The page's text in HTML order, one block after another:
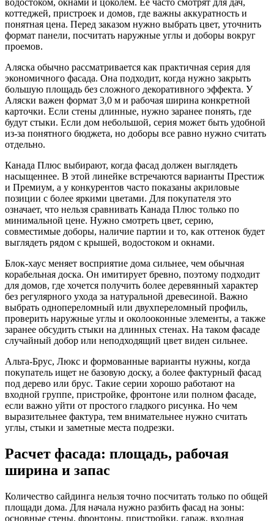
водостоком, окнами и цоколем. Ее часто смотрят для дач,
коттеджей, пристроек и домов, где важны аккуратность и
понятная цена. Перед заказом нужно выбрать цвет, уточнить
формат панели, посчитать наружные углы и доборы вокруг
проемов.
Аляска обычно рассматривается как практичная серия для
экономичного фасада. Она подходит, когда нужно закрыть
большую площадь без сложного декоративного эффекта. У
Аляски важен формат 3,0 м и рабочая ширина конкретной
карточки. Если стены длинные, нужно заранее понять, где
будут стыки. Если дом небольшой, серия может быть удобной
из-за понятного бюджета, но доборы все равно нужно считать
отдельно.
Канада Плюс выбирают, когда фасад должен выглядеть
насыщеннее. В этой линейке встречаются варианты Престиж
и Премиум, а у конкурентов часто показаны акриловые
позиции с более яркими цветами. Для покупателя это
означает, что нельзя сравнивать Канада Плюс только по
минимальной цене. Нужно смотреть цвет, серию,
совместимые доборы, наличие партии и то, как оттенок будет
выглядеть рядом с крышей, водостоком и окнами.
Блок-хаус меняет восприятие дома сильнее, чем обычная
корабельная доска. Он имитирует бревно, поэтому подходит
для домов, где хочется получить более деревянный характер
без регулярного ухода за натуральной древесиной. Важно
выбрать однопереломный или двухпереломный профиль,
проверить наружные углы и околооконные элементы, а также
заранее обсудить стыки на длинных стенах. На таком фасаде
случайный добор или неподходящий цвет виден сильнее.
Альта-Брус, Люкс и формованные варианты нужны, когда
покупатель ищет не базовую доску, а более фактурный фасад
под дерево или брус. Такие серии хорошо работают на
входной группе, пристройке, фронтоне или полном фасаде,
если важно уйти от простого гладкого рисунка. Но чем
выразительнее фактура, тем внимательнее нужно считать
углы, стыки и заметные места подрезки.
Расчет фасада: площадь, рабочая
ширина и запас
Количество сайдинга нельзя точно посчитать только по общей
площади дома. Для начала нужно разбить фасад на зоны:
основные стены, фронтоны, пристройки, гараж, входная